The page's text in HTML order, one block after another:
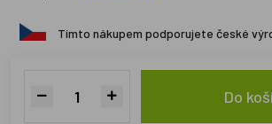
Tímto nákupem podporujete české
Do